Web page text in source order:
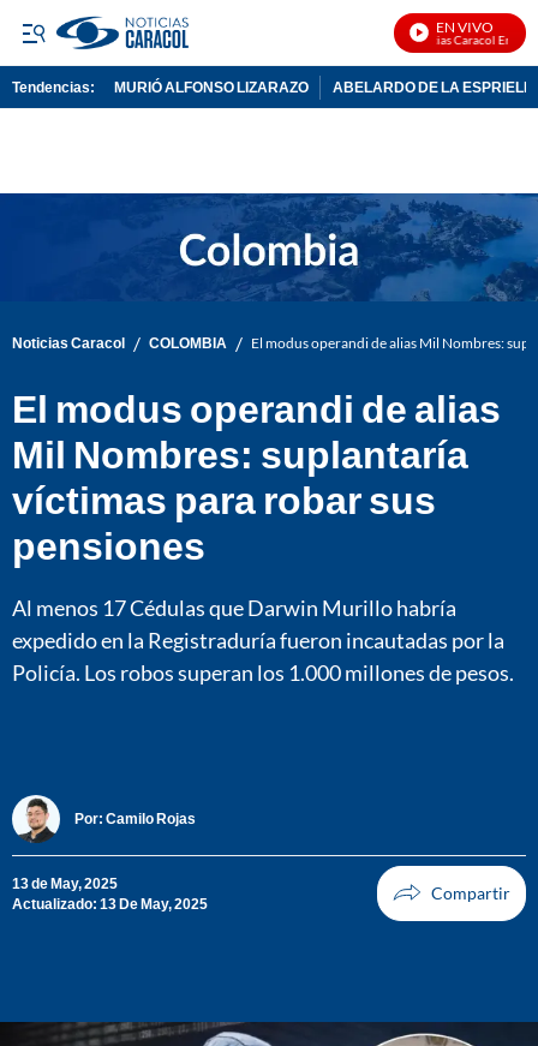
EN VIVO
Noticias Caracol En Vivo
Tendencias: MURIÓ ALFONSO LIZARAZO ABELARDO DE LA
Noticias Caracol / COLOMBIA / El modus operandi de alias Mil Nombres:
El modus operandi de alias
Mil Nombres: suplantaría
víctimas para robar sus
pensiones
Al menos 17 Cédulas que Darwin Murillo habría
expedido en la Registraduría fueron incautadas por la
Policía. Los robos superan los 1.000 millones de pesos.
Por: Camilo Rojas
13 de May, 2025
Actualizado: 13 De May, 2025